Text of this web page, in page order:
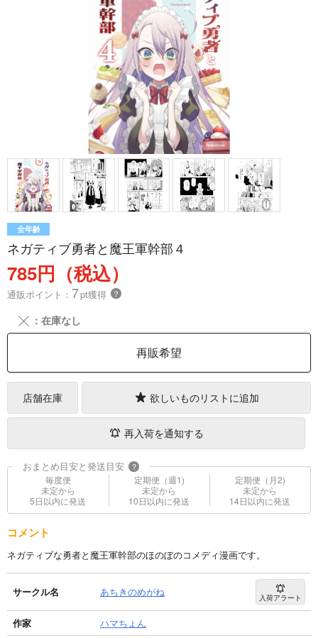
全年齢
ネガティブ勇者と魔王軍幹部４
785円（税込）
通販ポイント： 7pt獲得 ？
╳ ：在庫なし
再販希望
店舗在庫 欲しいものリストに追加
再入荷を通知する
おまとめ目安と発送目安 ?
毎度便
未定から
5日以内に発送
定期便（週1)
未定から
10日以内に発送
定期便（月2)
未定から
14日以内に発送
コメント
ネガティブな勇者と魔王軍幹部のほのぼのコメディ漫画です。
サークル名 あちきのめがね 入荷アラート
作家
ハマちょん